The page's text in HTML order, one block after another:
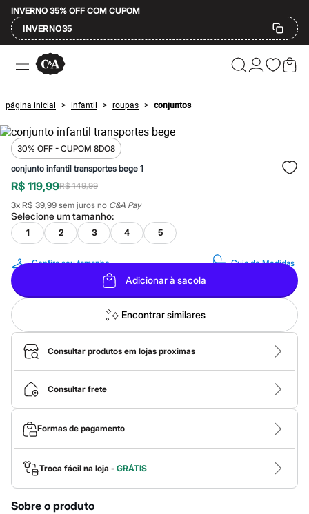
INVERNO 35% OFF COM CUPOM
INVERNO35
Ofertas
Compre por Departamento
Masculino
Infantil
Calçados
Mindse7
Plus Size
Até 20% off
Até 40% off
Até 60% off
A partir de 60% off
Feminino
Em alta
Inverno
Alfaiataria
Novidades
Roupas
Blusas e Camisetas
Básicos
Calças
Casacos e Jaquetas
Jeans
Macacões
Saias
Shorts e Bermudas
Vestidos
Acessórios
Bolsas
Bonés e Chapéus
Bijoux
Cintos
Óculos
Relógios
Calçados
Chinelos
página inicial > infantil > roupas > conjuntos
30% OFF - CUPOM 8DO8
conjunto infantil transportes bege 1
R$ 119,99R$ 149,99
3x R$ 39,99 sem juros no C&A Pay
Selecione umtamanho:
1 2 3 4 5
Confira seu tamanho Guia de Medidas
Adicionar à sacola
Encontrar similares
Consultar produtos em lojas proximas
Consultar frete
Formas de pagamento
Troca fácil na loja - GRÁTIS
Sobre o produto